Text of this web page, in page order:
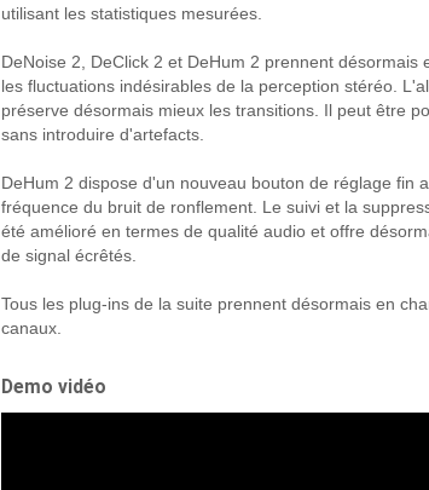
utilisant les statistiques mesurées.
DeNoise 2, DeClick 2 et DeHum 2 prennent
les fluctuations indésirables de la perception stéréo.
préserve désormais mieux les transitions. Il peut être
sans introduire d'artefacts.
DeHum 2 dispose d'un nouveau bouton de réglage fin
fréquence du bruit de ronflement. Le suivi et la
été amélioré en termes de qualité audio et offre
de signal écrêtés.
Tous les plug-ins de la suite prennent désormais en
canaux.
Demo vidéo